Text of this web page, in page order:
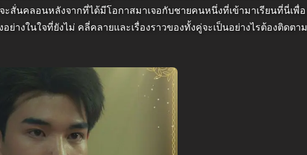
ะสั่นคลอนหลังจากที่ได้มีโอกาสมาเจอกับชายคนหนึ่งที่เข้ามาเรียนที่นี่เพื่อ
างในใจที่ยังไม่ คลี่คลายและเรื่องราวของทั้งคู่จะเป็นอย่างไรต้องติดตาม